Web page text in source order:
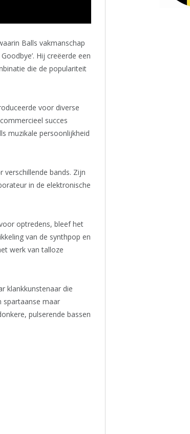
Balls vakmanschap
Hij creëerde een
die de populariteit
voor diverse
succes
muzikale persoonlijkheid
bands. Zijn
in de elektronische
optredens, bleef het
van de synthpop en
werk van talloze
klankkunstenaar die
spartaanse maar
pulserende bassen